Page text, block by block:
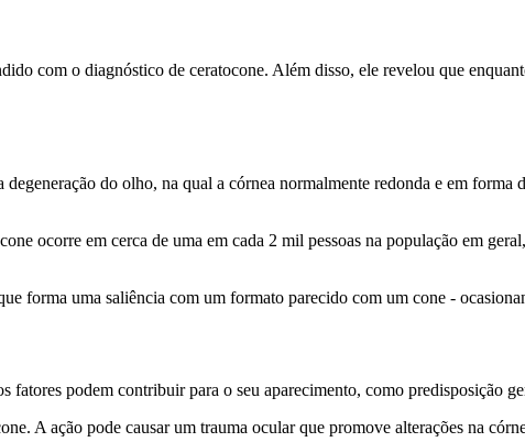
com o diagnóstico de ceratocone. Além disso, ele revelou que
degeneração do olho, na qual a córnea normalmente redonda e em
ocorre em cerca de uma em cada 2 mil pessoas na população em
forma uma saliência com um formato parecido com um cone -
fatores podem contribuir para o seu aparecimento, como predisposição
A ação pode causar um trauma ocular que promove alterações na